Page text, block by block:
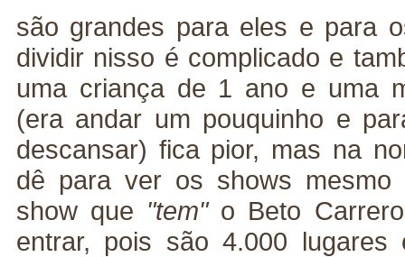
são grandes para eles e para
dividir nisso é complicado e
uma criança de 1 ano e uma
(era andar um pouquinho e
descansar) fica pior, mas na
dê para ver os shows
show que "tem"o Beto
entrar, pois são 4.000 lugares